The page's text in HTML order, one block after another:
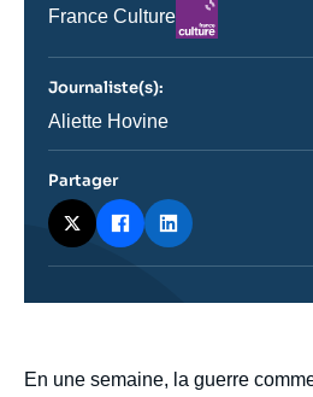
body
En une semaine, la guerre
Nom
journal,
ou
émission
France Culture
Logo
Journaliste(s):
Journaliste
Aliette Hovine
Partager